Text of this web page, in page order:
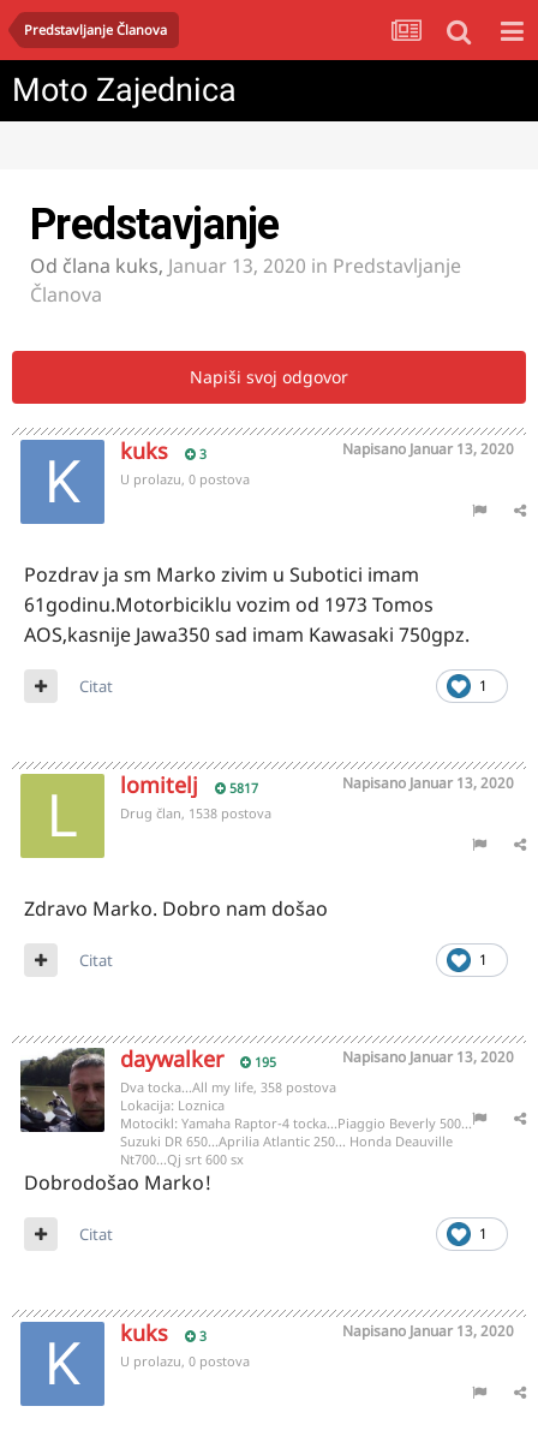
Predstavljanje Članova
Moto Zajednica
Predstavjanje
Od člana kuks, Januar 13, 2020 in Predstavljanje
Članova
Napiši svoj odgovor
kuks 3 Napisano Januar 13, 2020
U prolazu, 0 postova
Pozdrav ja sm Marko zivim u Subotici imam
61godinu.Motorbiciklu vozim od 1973 Tomos
AOS,kasnije Jawa350 sad imam Kawasaki 750gpz.
1
Citat
lomitelj 5817 Napisano Januar 13, 2020
Drug član, 1538 postova
Zdravo Marko. Dobro nam došao
1
Citat
daywalker 195 Napisano Januar 13, 2020
Dva tocka...All my life, 358 postova
Lokacija: Loznica
Motocikl: Yamaha Raptor-4 tocka...Piaggio Beverly 500...
Suzuki DR 650...Aprilia Atlantic 250... Honda Deauville
Nt700...Qj srt 600 sx
Dobrodošao Marko!
1
Citat
kuks 3 Napisano Januar 13, 2020
U prolazu, 0 postova